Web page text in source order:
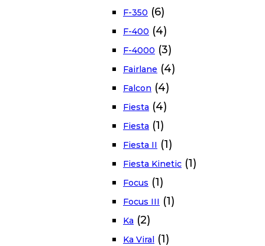
F-350 (6)
F-400 (4)
F-4000 (3)
Fairlane (4)
Falcon (4)
Fiesta (4)
Fiesta (1)
Fiesta II (1)
Fiesta Kinetic (1)
Focus (1)
Focus III (1)
Ka (2)
Ka Viral (1)